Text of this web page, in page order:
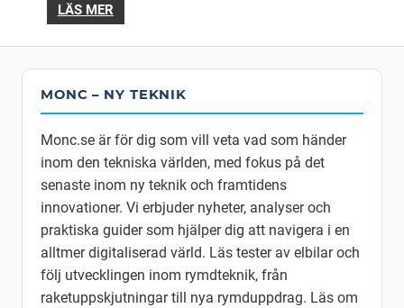
LÄS MER
MONC – NY TEKNIK
Monc.se är för dig som vill veta vad som händer
inom den tekniska världen, med fokus på det
senaste inom ny teknik och framtidens
innovationer. Vi erbjuder nyheter, analyser och
praktiska guider som hjälper dig att navigera i en
alltmer digitaliserad värld. Läs tester av elbilar och
följ utvecklingen inom rymdteknik, från
raketuppskjutningar till nya rymduppdrag. Läs om